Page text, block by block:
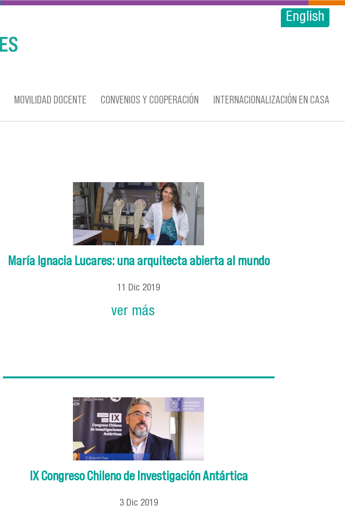
English
MOVILIDAD DOCENTE CONVENIOS Y COOPERACIÓN INTERNACIONALIZACIÓN EN CASA
María Ignacia Lucares: una arquitecta abierta al mundo
11 Dic 2019
ver más
IX Congreso Chileno de Investigación Antártica
3 Dic 2019